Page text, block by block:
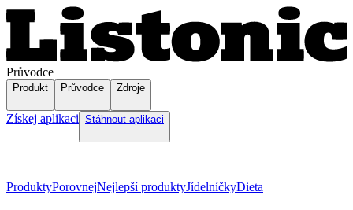
Průvodce
Produkt Průvodce Zdroje
Získej aplikaci Stáhnout aplikaci
ProduktyPorovnejNejlepší produktyJídelníčkyDieta